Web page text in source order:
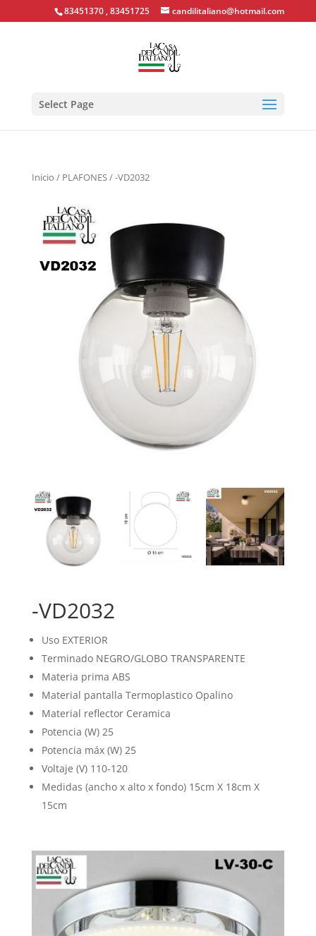
83451370 , 83451725 candilitaliano@hotmail.com
Select Page
Inicio / PLAFONES/ -VD2032
-VD2032
Uso EXTERIOR
Terminado NEGRO/GLOBO TRANSPARENTE
Materia prima ABS
Material pantalla Termoplastico Opalino
Material reflector Ceramica
Potencia (W) 25
Potencia máx (W) 25
Voltaje (V) 110-120
Medidas (ancho x alto x fondo) 15cm X 18cm X
15cm